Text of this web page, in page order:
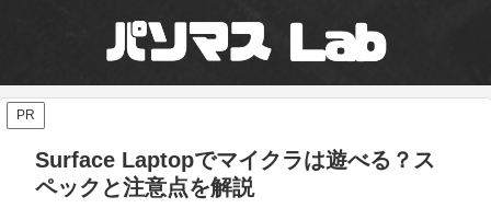
PR
Surface Laptopでマイクラは遊べる？ス
ペックと注意点を解説